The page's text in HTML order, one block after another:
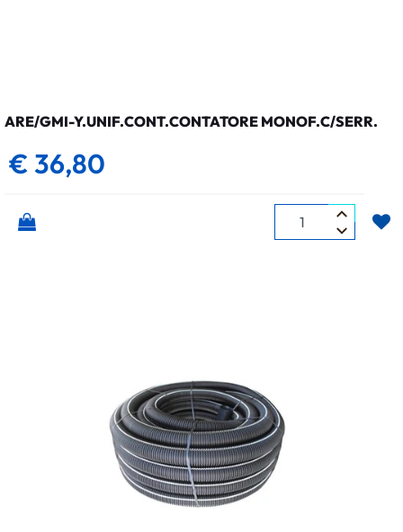
ARE/GMI-Y.UNIF.CONT.CONTATORE MONOF.C/SERR.
€ 36,80
Quantità